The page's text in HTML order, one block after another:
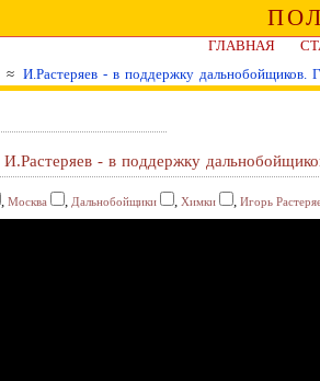
ГЛАВНАЯ
≈ И.Растеряев - в поддержку дальнобойщиков.
И.Растеряев - в поддержку
, Москва , Дальнобойщики , Химки , Игорь